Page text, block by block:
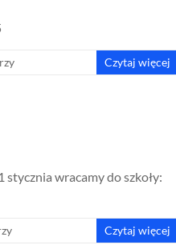
Czytaj więcej
wracamy do szkoły:
Czytaj więcej